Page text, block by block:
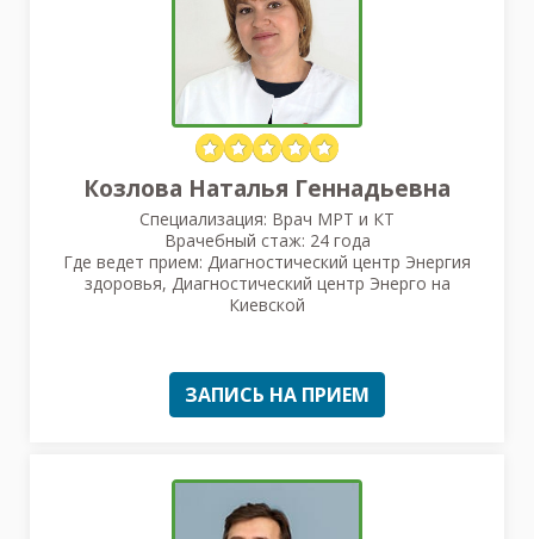
Козлова Наталья Геннадьевна
Специализация: Врач МРТ и КТ
Врачебный стаж: 24 года
Где ведет прием: Диагностический центр Энергия
здоровья, Диагностический центр Энерго на
Киевской
ЗАПИСЬ НА ПРИЕМ